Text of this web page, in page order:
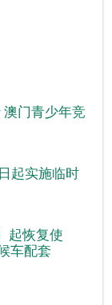
门青少年竞
起实施临时
起恢复使
车配套